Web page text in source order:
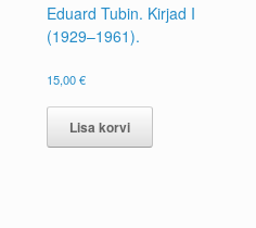
Eduard Tubin. Kirjad I
(1929–1961).
15,00€
Lisa korvi